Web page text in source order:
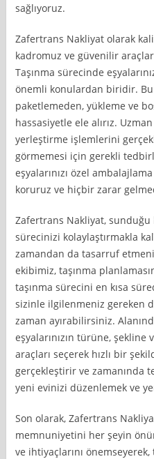
sağlıyoruz.
Zafertrans Nakliyat olarak
kadromuz ve güvenilir
Taşınma sürecinde
önemli konulardan biridir. Bu
paketlemeden, yükleme ve
hassasiyetle ele alırız.
yerleştirme işlemlerini
görmemesi için gerekli
eşyalarınızı özel
koruruz ve hiçbir zarar
Zafertrans Nakliyat, sunduğu
sürecinizi kolaylaştırmakla
zamandan da tasarruf
ekibimiz, taşınma
taşınma sürecini en kısa
sizinle ilgilenmeniz gereken
zaman ayırabilirsiniz.
eşyalarınızın türüne, şekline
araçları seçerek hızlı bir
gerçekleştirir ve zamanında
yeni evinizi düzenlemek ve
Son olarak, Zafertrans
memnuniyetini her şeyin
ve ihtiyaçlarını